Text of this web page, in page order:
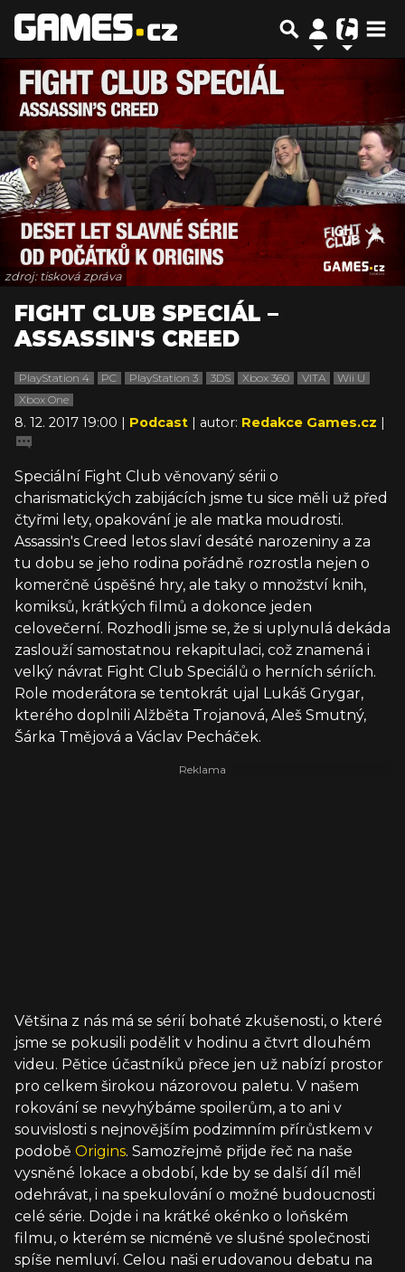
zdroj: tisková zpráva
FIGHT CLUB SPECIÁL –
ASSASSIN'S CREED
PlayStation 4 PC PlayStation 3 3DS Xbox 360 VITA
Wii U
Xbox One
8. 12. 2017 19:00 | Podcast | autor: Redakce Games.cz |
Speciální Fight Club věnovaný sérii o
charismatických zabijácích jsme tu sice měli už před
čtyřmi lety, opakování je ale matka moudrosti.
Assassin's Creed letos slaví desáté narozeniny a za
tu dobu se jeho rodina pořádně rozrostla nejen o
komerčně úspěšné hry, ale taky o množství knih,
komiksů, krátkých filmů a dokonce jeden
celovečerní. Rozhodli jsme se, že si uplynulá dekáda
zaslouží samostatnou rekapitulaci, což znamená i
velký návrat Fight Club Speciálů o herních sériích.
Role moderátora se tentokrát ujal Lukáš Grygar,
kterého doplnili Alžběta Trojanová, Aleš Smutný,
Šárka Tmějová a Václav Pecháček.
Většina z nás má se sérií bohaté zkušenosti, o které
jsme se pokusili podělit v hodinu a čtvrt dlouhém
videu. Pětice účastníků přece jen už nabízí prostor
pro celkem širokou názorovou paletu. V našem
rokování se nevyhýbáme spoilerům, a to ani v
souvislosti s nejnovějším podzimním přírůstkem v
podobě Origins. Samozřejmě přijde řeč na naše
vysněné lokace a období, kde by se další díl měl
odehrávat, i na spekulování o možné budoucnosti
celé série. Dojde i na krátké okénko o loňském
filmu, o kterém se nicméně ve slušné společnosti
spíše nemluví. Celou naši erudovanou debatu na